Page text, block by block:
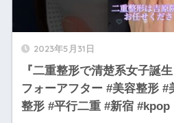
2023年5月31日
『二重整形で清楚系女子誕
フォーアフター #美容整形 #
整形 #平行二重 #新宿 #kpop